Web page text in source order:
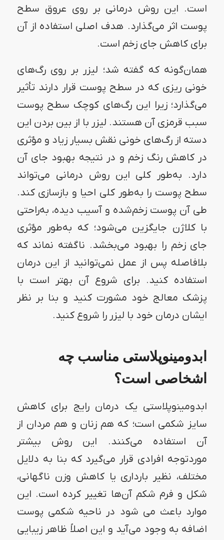
است. این روش درمانی بر روی عروق سطح
پوست اثر می‌گذارد. هدف اصلی استفاده از آن
برای کاهش جای زخم است.
همان‌گونه که گفته شد؛ لیزر بر روی رگ‌های
خونی ریزی که در سطح پوست قرار دارند تأثیر
می‌گذارد؛ زیرا این رگ‌های کوچک سطح پوست
سبب قرمزی آن هستند. لیزر با از بین بردن این
دسته از رگ‌های خونی نقش بسیار زیاد و مؤثری
در کاهش رنگ زخم و در نتیجه بهبود جای آن
دارد. به‌طور کلی این روش درمانی می‌تواند
سطح پوست را به‌طور کلی احیا و بازسازی کند‌.
طی آن پوست زخم‌شده و آسیب دیده، به‌راحتی
با کلاژن جایگزین می‌شود؛ که به‌طور مؤثری
جای زخم را بهبود می‌بخشد. ناگفته نماند که
بلافاصله پس از عمل نمی‌توانید از این درمان
استفاده کنید. برای شروع آن بهتر است با
پزشک معالج خود مشورت کنید و بنا بر نظر
ایشان درمان خود با لیزر را شروع کنید.
ابدومینوپلاستی مناسب چه
اشخاصی است؟
ابدومینوپلاستی یک درمان رایج برای کاهش
سایز شکمی است؛ که هم زنان و هم مردان از
آن استفاده می‌کنند. این روش بیشتر
موردتوجه افرادی قرار می‌گیرد که بنا به دلایل
مختلف، نظیر بارداری یا کاهش وزن ناگهانی،
شکل و فرم شکم‌ آن‌ها تغییر کرده است. این
موارد باعث می شود در ناحیه شکمی پوست
اضافه به وجود می‌آید و این اصلاً ظاهر زیبایی